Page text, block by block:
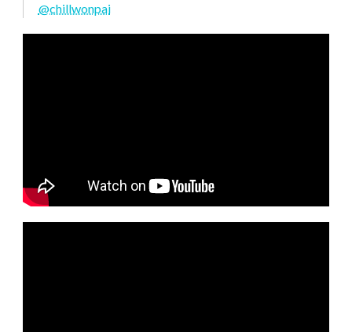
@chillwonpai